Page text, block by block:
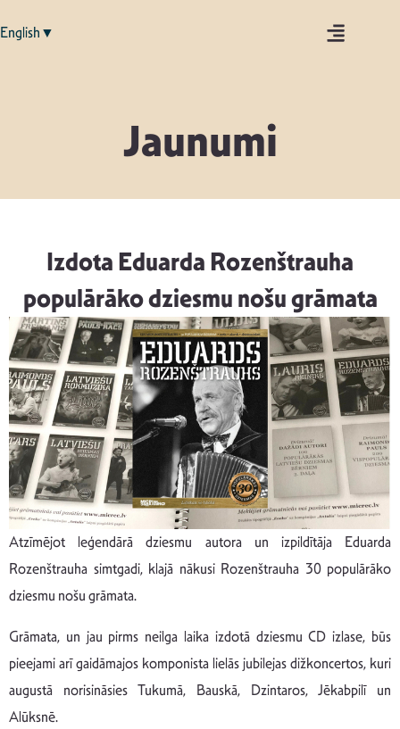
English▼
Jaunumi
Izdota Eduarda Rozenštrauha
populārāko dziesmu nošu grāmata
Atzīmējot leģendārā dziesmu autora un izpildītāja Eduarda
Rozenštrauha simtgadi, klajā nākusi Rozenštrauha 30 populārāko
dziesmu nošu grāmata.
Grāmata, un jau pirms neilga laika izdotā dziesmu CD izlase, būs
pieejami arī gaidāmajos komponista lielās jubilejas dižkoncertos, kuri
augustā norisināsies Tukumā, Bauskā, Dzintaros, Jēkabpilī un
Alūksnē.